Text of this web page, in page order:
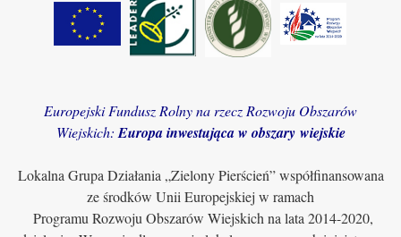
Europejski Fundusz Rolny na rzecz Rozwoju Obszarów
Wiejskich: Europa inwestująca w obszary wiejskie
Lokalna Grupa Działania „Zielony Pierścień” współfinansowana
ze środków Unii Europejskiej w ramach
Programu Rozwoju Obszarów Wiejskich na lata 2014-2020,